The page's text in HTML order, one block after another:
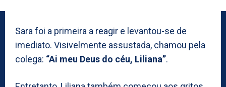
Sara foi a primeira a reagir e levantou-se de
imediato. Visivelmente assustada, chamou pela
colega: “Ai meu Deus do céu, Liliana”.